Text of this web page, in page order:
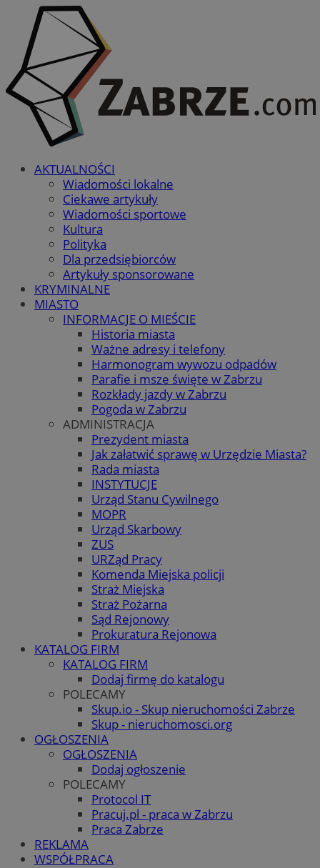
AKTUALNOŚCI
Wiadomości lokalne
Ciekawe artykuły
Wiadomości sportowe
Kultura
Polityka
Dla przedsiębiorców
Artykuły sponsorowane
KRYMINALNE
MIASTO
INFORMACJE O MIEŚCIE
Historia miasta
Ważne adresy i telefony
Harmonogram wywozu odpadów
Parafie i msze święte w Zabrzu
Rozkłady jazdy w Zabrzu
Pogoda w Zabrzu
ADMINISTRACJA
Prezydent miasta
Jak załatwić sprawę w Urzędzie Miasta?
Rada miasta
INSTYTUCJE
Urząd Stanu Cywilnego
MOPR
Urząd Skarbowy
ZUS
URZąd Pracy
Komenda Miejska policji
Straż Miejska
Straż Pożarna
Sąd Rejonowy
Prokuratura Rejonowa
KATALOG FIRM
KATALOG FIRM
Dodaj firmę do katalogu
POLECAMY
Skup.io - Skup nieruchomości Zabrze
Skup - nieruchomosci.org
OGŁOSZENIA
OGŁOSZENIA
Dodaj ogłoszenie
POLECAMY
Protocol IT
Pracuj.pl - praca w Zabrzu
Praca Zabrze
REKLAMA
WSPÓŁPRACA